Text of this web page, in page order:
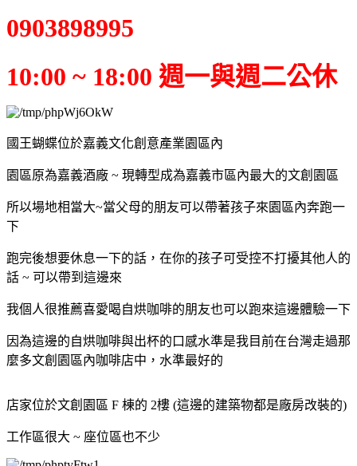
0903898995
10:00 ~ 18:00 週一與週二公休
國王蝴蝶位於嘉義文化創意產業園區內
園區原為嘉義酒廠 ~ 現轉型成為嘉義市區內最大的文創園區
所以場地相當大~當父母的朋友可以帶著孩子來園區內奔跑一
下
跑完後想要休息一下的話，在你的孩子可受控不打擾其他人的
話 ~ 可以帶到這邊來
我個人很推薦喜愛喝自烘咖啡的朋友也可以跑來這邊體驗一下
因為這邊的自烘咖啡與出杯的口感水準是我目前在台灣走過那
麼多文創園區內咖啡店中，水準最好的
店家位於文創園區 F 棟的 2樓 (這邊的建築物都是廠房改裝的)
工作區很大 ~ 座位區也不少